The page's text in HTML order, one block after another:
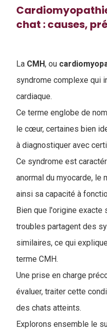
chat : causes,
La CMH, ou
syndrome complexe qui
cardiaque.
Ce terme englobe de
le cœur, certaines bien
à diagnostiquer avec
Ce syndrome est
anormal du myocarde, le
ainsi sa capacité à
Bien que l'origine
troubles partagent des
similaires, ce qui
terme CMH.
Une prise en charge
évaluer, traiter cette
des chats atteints.
Explorons ensemble le